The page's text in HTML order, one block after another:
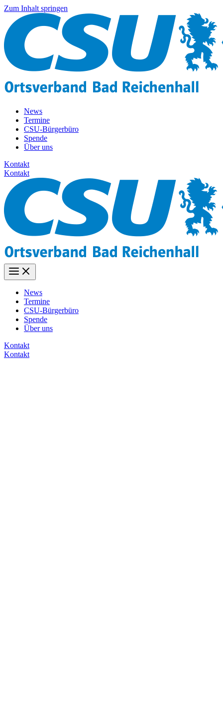
Zum Inhalt springen
News
Termine
CSU-Bürgerbüro
Spende
Über uns
Kontakt
Kontakt
News
Termine
CSU-Bürgerbüro
Spende
Über uns
Kontakt
Kontakt